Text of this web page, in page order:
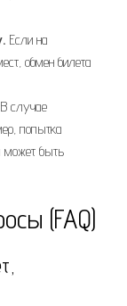
Если на
обмен билета
В случае
попытка
может быть
(FAQ)